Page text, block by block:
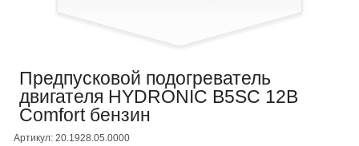
Предпусковой подогреватель
двигателя HYDRONIC B5SC 12В
Comfort бензин
Артикул: 20.1928.05.0000